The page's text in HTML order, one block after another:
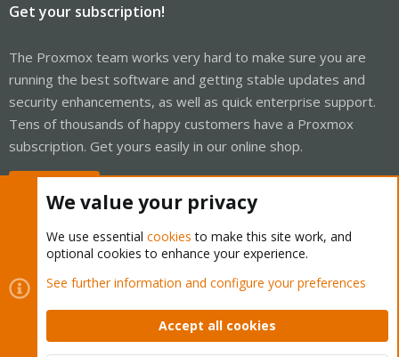
Get your subscription!
The Proxmox team works very hard to make sure you are
running the best software and getting stable updates and
security enhancements, as well as quick enterprise support.
Tens of thousands of happy customers have a Proxmox
subscription. Get yours easily in our online shop.
Cookies
Proxmox Support Forum - Light Mode
Contact us
Terms and rules Privacy policy Help Home
Community platform by XenForo © 2010-2026 XenForo Ltd.
We value your privacy
We use essential cookies to make this site work, and
optional cookies to enhance your experience.
See further information and configure your preferences
Accept all cookies